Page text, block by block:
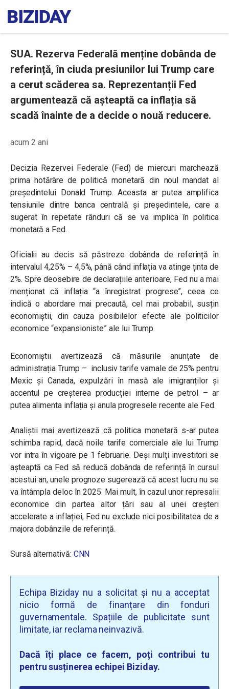
SUA. Rezerva Federală menține dobânda de
referință, în ciuda presiunilor lui Trump care
a cerut scăderea sa. Reprezentanții Fed
argumentează că așteaptă ca inflația să
scadă înainte de a decide o nouă reducere.
acum 2 ani
Decizia Rezervei Federale (Fed) de miercuri marchează
prima hotărâre de politică monetară din noul mandat al
președintelui Donald Trump. Aceasta ar putea amplifica
tensiunile dintre banca centrală și președintele, care a
sugerat în repetate rânduri că se va implica în politica
monetară a Fed.
Oficialii au decis să păstreze dobânda de referință în
intervalul 4,25% – 4,5%, până când inflația va atinge ținta de
2%. Spre deosebire de declarațiile anterioare, Fed nu a mai
menționat că inflația “a înregistrat progrese”, ceea ce
indică o abordare mai precaută, cel mai probabil, susțin
economiștii, din cauza posibilelor efecte ale politicilor
economice “expansioniste” ale lui Trump.
Economiștii avertizează că măsurile anunțate de
administrația Trump – inclusiv tarife vamale de 25% pentru
Mexic și Canada, expulzări în masă ale imigranților și
accentul pe creșterea producției interne de petrol – ar
putea alimenta inflația și anula progresele recente ale Fed.
Analiștii mai avertizează că politica monetară s-ar putea
schimba rapid, dacă noile tarife comerciale ale lui Trump
vor intra în vigoare pe 1 februarie. Deși mulți investitori se
așteaptă ca Fed să reducă dobânda de referință în cursul
acestui an, unele prognoze sugerează că acest lucru nu se
va întâmpla deloc în 2025. Mai mult, în cazul unor represalii
economice din partea altor țări sau al unei creșteri
accelerate a inflației, Fed nu exclude nici posibilitatea de a
majora dobânzile de referință.
Sursă alternativă: CNN
Echipa Biziday nu a solicitat și nu a acceptat
nicio formă de finanțare din fonduri
guvernamentale. Spațiile de publicitate sunt
limitate, iar reclama neinvazivă.
Dacă îți place ce facem, poți contribui tu
pentru susținerea echipei Biziday.